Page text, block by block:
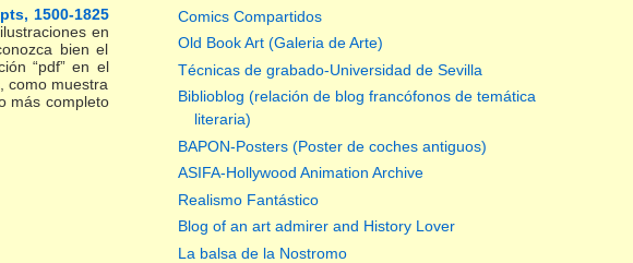
1500-1825
en
bien el
“pdf” en el
como muestra
más completo
Comics Compartidos
Old Book Art (Galeria de Arte)
Técnicas de grabado-Universidad de Sevilla
Biblioblog (relación de blog francófonos de temática
literaria)
BAPON-Posters (Poster de coches antiguos)
ASIFA-Hollywood Animation Archive
Realismo Fantástico
Blog of an art admirer and History Lover
La balsa de la Nostromo